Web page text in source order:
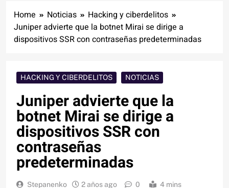
Home Noticias
Hacking y ciberdelitos
Juniper advierte que la botnet Mirai se dirige a
dispositivos SSR con contraseñas predeterminadas
HACKING Y CIBERDELITOS NOTICIAS
Juniper advierte que la
botnet Mirai se dirige a
dispositivos SSR con
contraseñas
predeterminadas
Stepanenko 2 años ago 0 4 mins